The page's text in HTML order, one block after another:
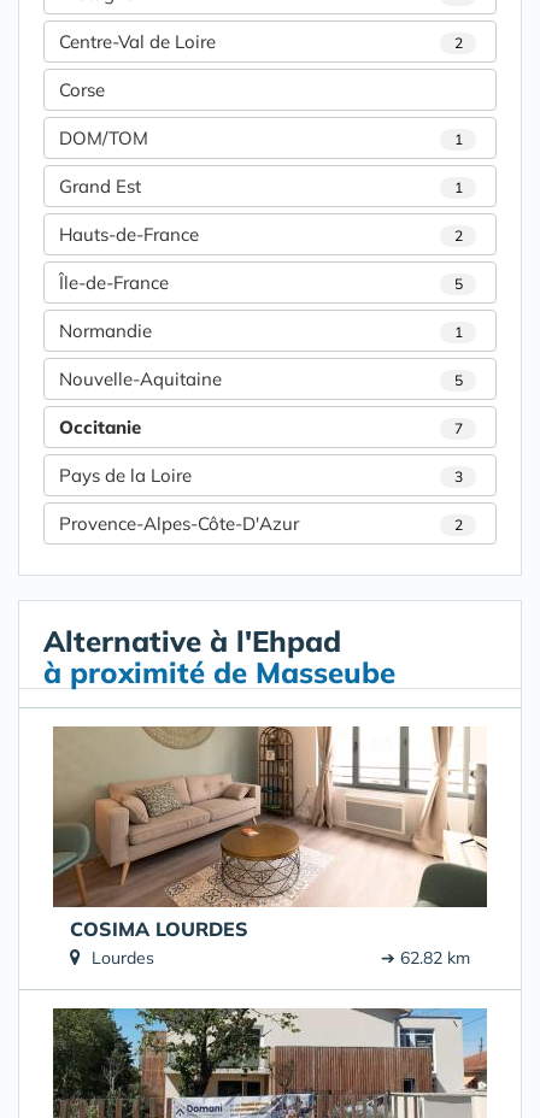
Centre-Val de Loire 2
Corse
DOM/TOM 1
Grand Est 1
Hauts-de-France 2
Île-de-France 5
Normandie 1
Nouvelle-Aquitaine 5
Occitanie 7
Pays de la Loire 3
Provence-Alpes-Côte-D'Azur 2
Alternative à l'Ehpad
à proximité de Masseube
COSIMA LOURDES
Lourdes ➔ 62.82 km